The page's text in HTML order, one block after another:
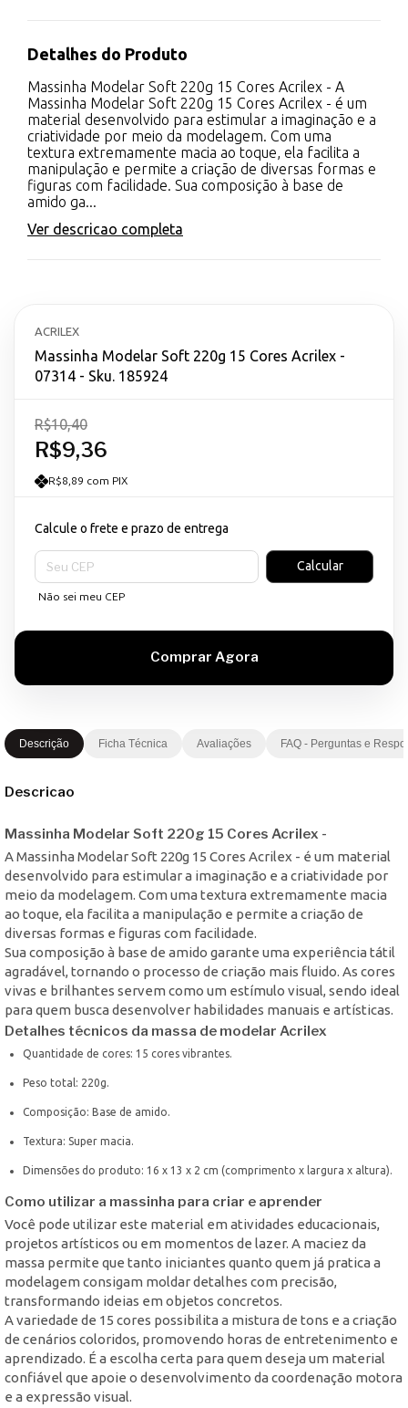
Detalhes do Produto
Massinha Modelar Soft 220g 15 Cores Acrilex - A
Massinha Modelar Soft 220g 15 Cores Acrilex - é um
material desenvolvido para estimular a imaginação e a
criatividade por meio da modelagem. Com uma
textura extremamente macia ao toque, ela facilita a
manipulação e permite a criação de diversas formas e
figuras com facilidade. Sua composição à base de
amido ga...
Ver descricao completa
ACRILEX
Massinha Modelar Soft 220g 15 Cores Acrilex -
07314 - Sku. 185924
R$9,36
R$10,40
R$8,89 com PIX
Calcule o frete e prazo de entrega
Entregas para o CEP:
Calcular
Não sei meu CEP
Descrição Ficha Técnica Avaliações FAQ - Perguntas e
Descricao
Massinha Modelar Soft 220g 15 Cores Acrilex -
A Massinha Modelar Soft 220g 15 Cores Acrilex - é um material
desenvolvido para estimular a imaginação e a criatividade por
meio da modelagem. Com uma textura extremamente macia
ao toque, ela facilita a manipulação e permite a criação de
diversas formas e figuras com facilidade.
Sua composição à base de amido garante uma experiência tátil
agradável, tornando o processo de criação mais fluido. As cores
vivas e brilhantes servem como um estímulo visual, sendo ideal
para quem busca desenvolver habilidades manuais e artísticas.
Detalhes técnicos da massa de modelar Acrilex
Quantidade de cores: 15 cores vibrantes.
Peso total: 220g.
Composição: Base de amido.
Textura: Super macia.
Dimensões do produto: 16 x 13 x 2 cm (comprimento x largura x altura).
Como utilizar a massinha para criar e aprender
Você pode utilizar este material em atividades educacionais,
projetos artísticos ou em momentos de lazer. A maciez da
massa permite que tanto iniciantes quanto quem já pratica a
modelagem consigam moldar detalhes com precisão,
transformando ideias em objetos concretos.
A variedade de 15 cores possibilita a mistura de tons e a criação
de cenários coloridos, promovendo horas de entretenimento e
aprendizado. É a escolha certa para quem deseja um material
confiável que apoie o desenvolvimento da coordenação motora
e a expressão visual.